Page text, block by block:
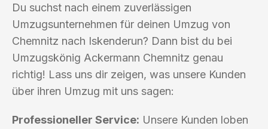
Du suchst nach einem zuverlässigen
Umzugsunternehmen für deinen Umzug von
Chemnitz nach Iskenderun? Dann bist du bei
Umzugskönig Ackermann Chemnitz genau
richtig! Lass uns dir zeigen, was unsere Kunden
über ihren Umzug mit uns sagen:
Professioneller Service: Unsere Kunden loben